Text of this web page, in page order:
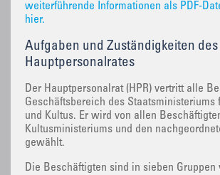
weiterführende Informationen als PDF-
hier.
Aufgaben und Zuständigkeiten des
Hauptpersonalrates
Der Hauptpersonalrat (HPR) vertritt alle
Geschäftsbereich des Staatsministeriums
und Kultus. Er wird von allen
Kultusministeriums und den
gewählt.
Die Beschäftigten sind in sieben Gruppen